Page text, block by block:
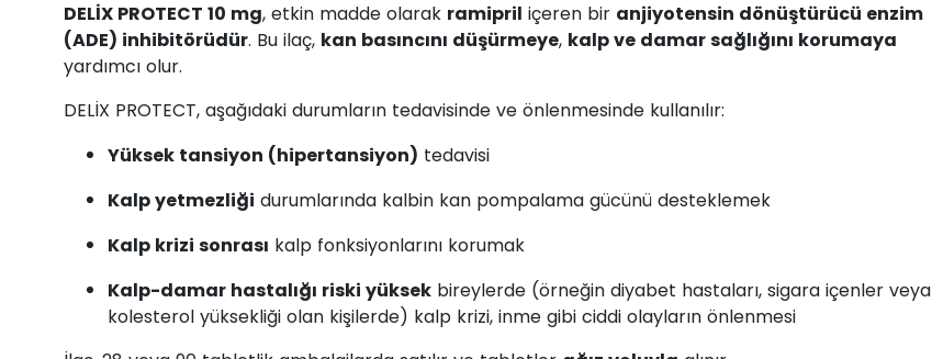
DELİX PROTECT 10 mg, etkin madde olarak ramipril içeren bir anjiyotensin dönüştürücü enzim
(ADE) inhibitörüdür. Bu ilaç, kan basıncını düşürmeye, kalp ve damar sağlığını korumaya
yardımcı olur.
DELİX PROTECT, aşağıdaki durumların tedavisinde ve önlenmesinde kullanılır:
Yüksek tansiyon (hipertansiyon) tedavisi
Kalp yetmezliği durumlarında kalbin kan pompalama gücünü desteklemek
Kalp krizi sonrası kalp fonksiyonlarını korumak
Kalp-damar hastalığı riski yüksek bireylerde (örneğin diyabet hastaları, sigara içenler veya
kolesterol yüksekliği olan kişilerde) kalp krizi, inme gibi ciddi olayların önlenmesi